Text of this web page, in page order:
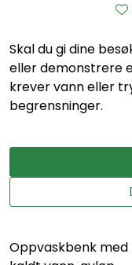
Skal du gi dine
eller demonstrere
krever vann eller
begrensninger.
Oppvaskbenk med